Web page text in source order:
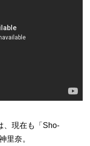
、現在も「Sho-
里奈。